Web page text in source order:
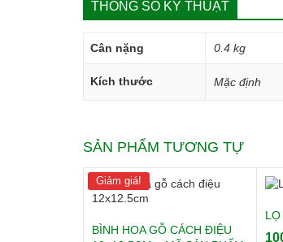
THÔNG SỐ KỸ THUẬT
Cân nặng 0.4 kg
Kích thước Mặc định
SẢN PHẨM TƯƠNG TỰ
Giảm giá!
BÌNH HOA GỖ CÁCH ĐIỆU